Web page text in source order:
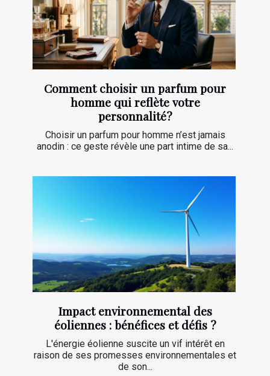
Comment choisir un parfum pour
homme qui reflète votre
personnalité?
Choisir un parfum pour homme n’est jamais
anodin : ce geste révèle une part intime de sa...
Impact environnemental des
éoliennes : bénéfices et défis ?
L'énergie éolienne suscite un vif intérêt en
raison de ses promesses environnementales et
de son...